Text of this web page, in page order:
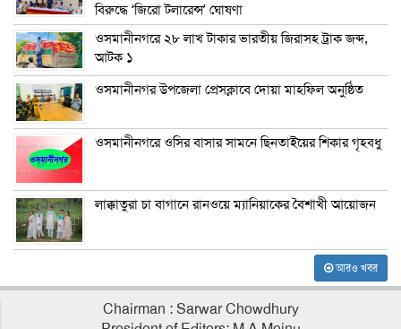
বিরুদ্ধে ‘জিরো টলারেন্স’ ঘোষণা
ওসমানীনগরে ২৮ লাখ টাকার ভারতীয় জিরাসহ ট্রাক জব্দ,
আটক ১
ওসমানীনগর উপজেলা প্রেসক্লাবে দোয়া মাহফিল অনুষ্ঠিত
ওসমানীনগরে ওসির বাসার সামনে ছিনতাইয়ের শিকার গৃহবধু
লাক্কাতুরা চা বাগানে রানওয়ে ম্যানিয়াকের বৈশাখী আয়োজন
আরও খবর
Chairman : Sarwar Chowdhury